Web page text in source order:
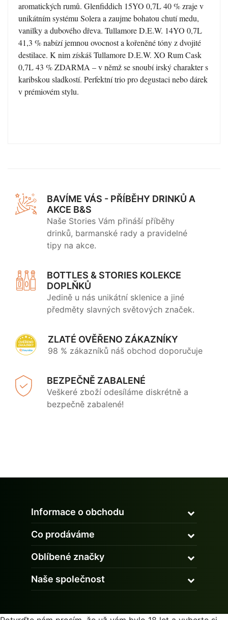
aromatických rumů. Glenfiddich 15YO 0,7L 40 % zraje v
unikátním systému Solera a zaujme bohatou chutí medu,
vanilky a dubového dřeva. Tullamore D.E.W. 14YO 0,7L
41,3 % nabízí jemnou ovocnost a kořeněné tóny z dvojité
destilace. K nim získáš Tullamore D.E.W. XO Rum Cask
0,7L 43 % ZDARMA – v němž se snoubí irský charakter s
karibskou sladkostí. Perfektní trio pro degustaci nebo dárek
v prémiovém stylu.
BAVÍME VÁS - PŘÍBĚHY DRINKŮ A
AKCE B&S
Naše Stories Vám přináší příběhy
drinků, barmanské rady a pravidelné
tipy na akce.
BOTTLES & STORIES KOLEKCE
DOPLŇKŮ
Jedině u nás unikátní sklenice a jiné
předměty slavných světových značek.
ZLATÉ OVĚŘENO ZÁKAZNÍKY
98 % zákazníků náš obchod doporučuje
BEZPEČNĚ ZABALENÉ
Veškeré zboží odesíláme diskrétně a
bezpečně zabalené!
Informace o obchodu
Co prodáváme
Oblíbené značky
Naše společnost